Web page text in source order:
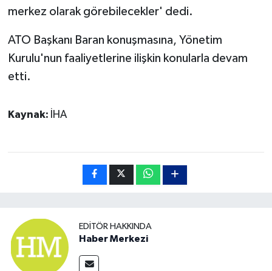
merkez olarak görebilecekler' dedi.
ATO Başkanı Baran konuşmasına, Yönetim
Kurulu'nun faaliyetlerine ilişkin konularla devam
etti.
Kaynak: İHA
EDITÖR HAKKINDA
Haber Merkezi